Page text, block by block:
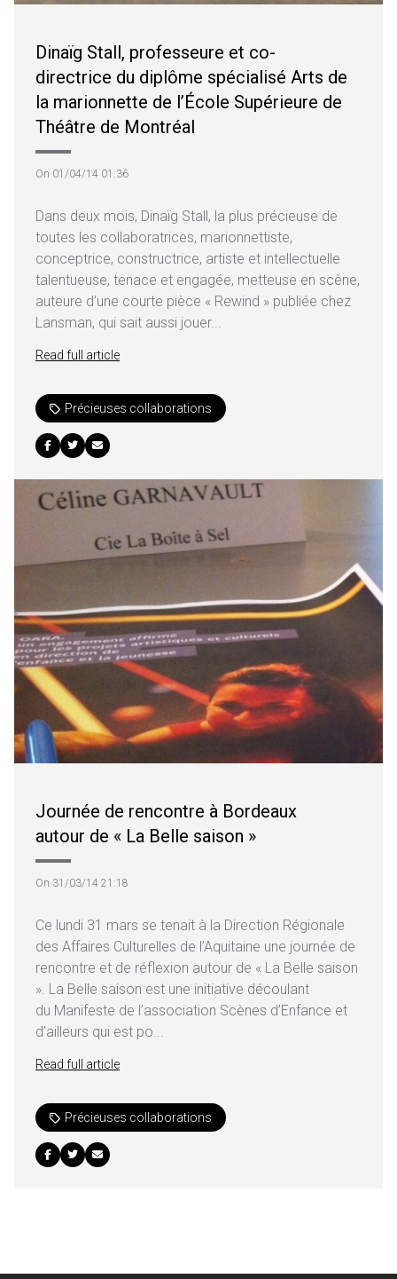
Dinaïg Stall, professeure et co-
directrice du diplôme spécialisé Arts de
la marionnette de l’École Supérieure de
Théâtre de Montréal
On 01/04/14 01:36
Dans deux mois, Dinaïg Stall, la plus précieuse de
toutes les collaboratrices, marionnettiste,
conceptrice, constructrice, artiste et intellectuelle
talentueuse, tenace et engagée, metteuse en scène,
auteure d’une courte pièce « Rewind » publiée chez
Lansman, qui sait aussi jouer...
Read full article
Précieuses collaborations
Journée de rencontre à Bordeaux
autour de « La Belle saison »
On 31/03/14 21:18
Ce lundi 31 mars se tenait à la Direction Régionale
des Affaires Culturelles de l’Aquitaine une journée de
rencontre et de réflexion autour de « La Belle saison
». La Belle saison est une initiative découlant
du Manifeste de l’association Scènes d’Enfance et
d’ailleurs qui est po...
Read full article
Précieuses collaborations